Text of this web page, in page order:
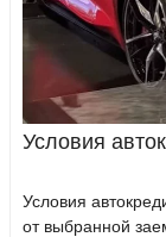
Условия
Условия
от выбранной